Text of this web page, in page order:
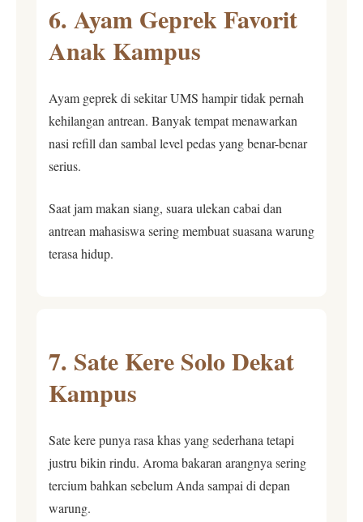
6. Ayam Geprek Favorit
Anak Kampus
Ayam geprek di sekitar UMS hampir tidak pernah
kehilangan antrean. Banyak tempat menawarkan
nasi refill dan sambal level pedas yang benar-benar
serius.
Saat jam makan siang, suara ulekan cabai dan
antrean mahasiswa sering membuat suasana warung
terasa hidup.
7. Sate Kere Solo Dekat
Kampus
Sate kere punya rasa khas yang sederhana tetapi
justru bikin rindu. Aroma bakaran arangnya sering
tercium bahkan sebelum Anda sampai di depan
warung.